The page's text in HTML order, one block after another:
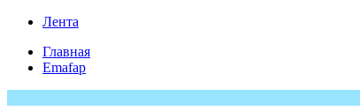
Лента
Главная
Emafap